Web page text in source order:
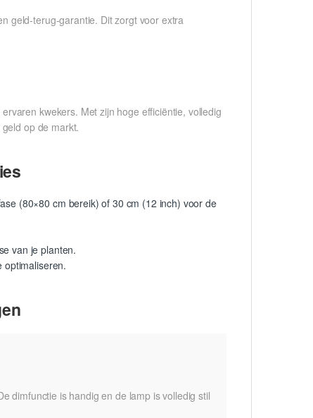
geld-terug-garantie. Dit zorgt voor extra
kwekers. Met zijn hoge efficiëntie, volledig
op de markt.
(80×80 cm bereik) of 30 cm (12 inch) voor de
van je planten.
optimaliseren.
dimfunctie is handig en de lamp is volledig stil